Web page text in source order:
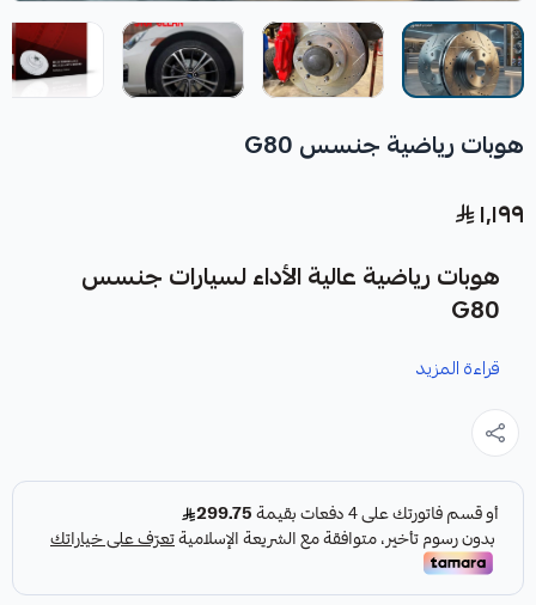
هوبات رياضية جنسس G80
١٬١٩٩
هوبات رياضية عالية الأداء لسيارات جنسس
G80
نوفر لك هوبات رياضية مخرمة ومخططة كقطعة غيار متينة وعالية
الجودة مصممة خصيصاً لتعزيز أداء نظام الفرامل في سيارات
جنسس G80.
المواصفات والمميزات:
قراءة المزيد